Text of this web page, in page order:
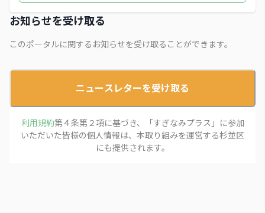
お知らせを受け取る
このポータルに関するお知らせを受け取ることができます。
ニュースレターを受け取る
利用規約第４条第２項に基づき、「すぎなみプラス 」に参加
いただいた皆様の個人情報は、本取り組みを運営する杉並区
にも提供されます。